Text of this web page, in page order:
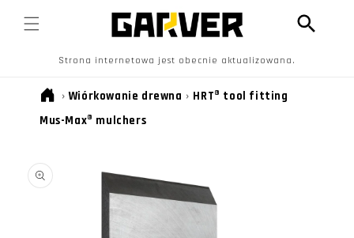
DO
TREŚCI
Strona internetowa jest obecnie aktualizowana.
› Wiórkowanie drewna › HRT® tool fitting
Mus-Max® mulchers
INFORMACJI